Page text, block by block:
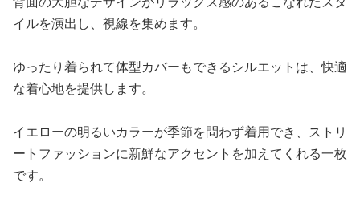
イルを演出し、視線を集めます。
ゆったり着られて体型カバーもできるシルエットは、快適
な着心地を提供します。
イエローの明るいカラーが季節を問わず着用でき、ストリ
ートファッションに新鮮なアクセントを加えてくれる一枚
です。